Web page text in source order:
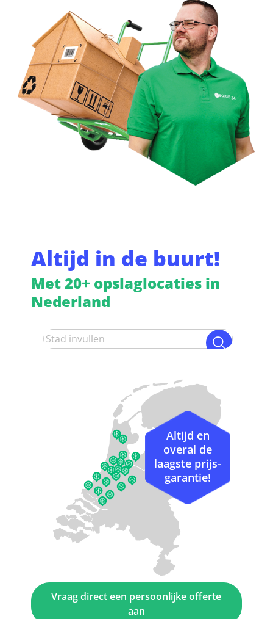
Altijd in de buurt!
Met 20+ opslaglocaties in
Nederland
Vraag direct een persoonlijke offerte
aan
Altijd en
overal de
laagste prijs-
garantie!